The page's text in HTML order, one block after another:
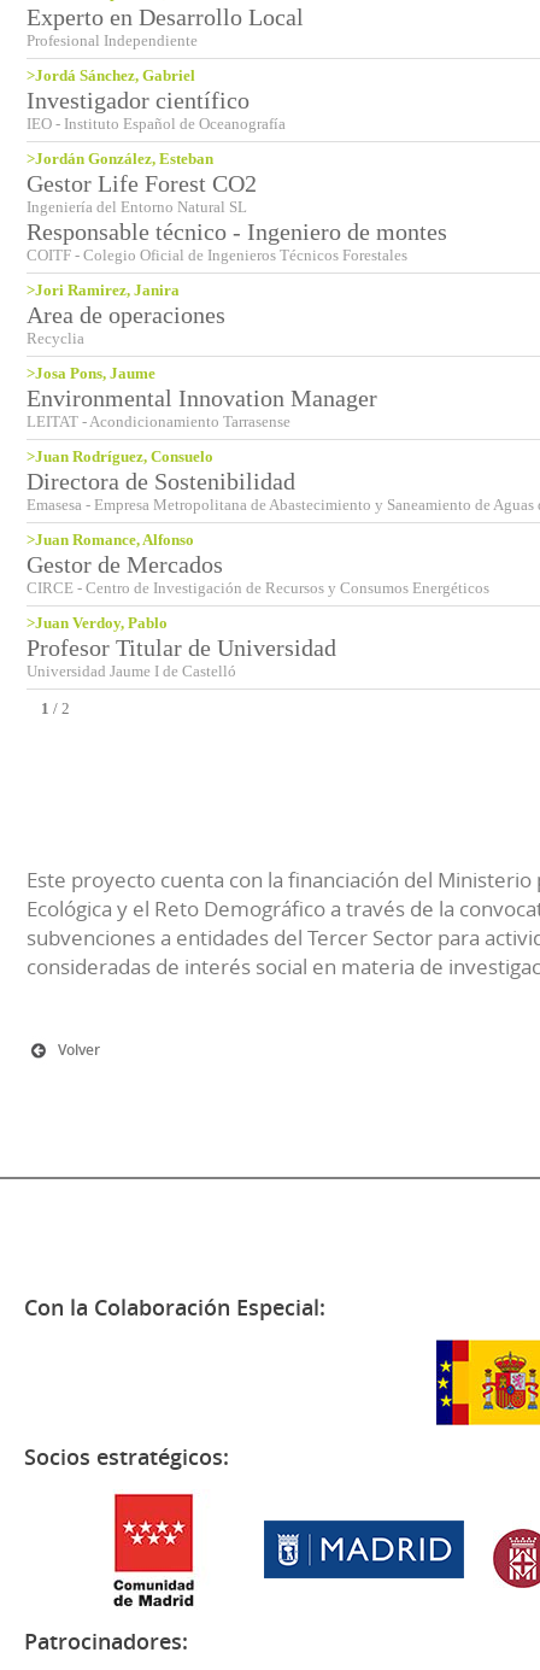
Experto en Desarrollo Local
Profesional Independiente
>Jordá Sánchez, Gabriel
Investigador científico
IEO - Instituto Español de Oceanografía
>Jordán González, Esteban
Gestor Life Forest CO2
Ingeniería del Entorno Natural SL
Responsable técnico - Ingeniero de montes
COITF - Colegio Oficial de Ingenieros Técnicos Forestales
>Jori Ramirez, Janira
Area de operaciones
Recyclia
>Josa Pons, Jaume
Environmental Innovation Manager
LEITAT - Acondicionamiento Tarrasense
>Juan Rodríguez, Consuelo
Directora de Sostenibilidad
Emasesa - Empresa Metropolitana de Abastecimiento y Saneamiento de
>Juan Romance, Alfonso
Gestor de Mercados
CIRCE - Centro de Investigación de Recursos y Consumos Energéticos
>Juan Verdoy, Pablo
Profesor Titular de Universidad
Universidad Jaume I de Castelló
1 / 2
Este proyecto cuenta con la financiación del Ministerio
Ecológica y el Reto Demográfico a través de la
subvenciones a entidades del Tercer Sector para
consideradas de interés social en materia de
Volver
Con la Colaboración Especial:
Socios estratégicos:
Patrocinadores: